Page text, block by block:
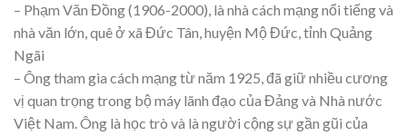
– Phạm Văn Đồng (1906-2000), là nhà cách mạng nổi tiếng và
nhà văn lớn, quê ở xã Đức Tân, huyện Mộ Đức, tỉnh Quảng
Ngãi
– Ông tham gia cách mạng từ năm 1925, đã giữ nhiều cương
vị quan trọng trong bộ máy lãnh đạo của Đảng và Nhà nước
Việt Nam. Ông là học trò và là người cộng sự gần gũi của